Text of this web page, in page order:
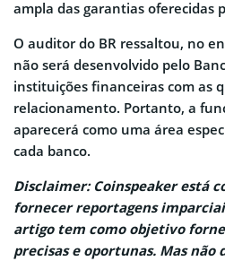
ampla das garantias oferecidas
O auditor do BR ressaltou, no
não será desenvolvido pelo
instituições financeiras com as
relacionamento. Portanto, a
aparecerá como uma área
cada banco.
Disclaimer: Coinspeaker está
fornecer reportagens
artigo tem como objetivo
precisas e oportunas. Mas não